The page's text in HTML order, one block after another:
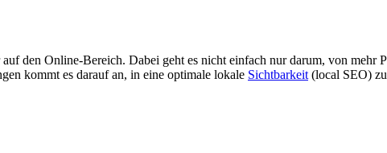
den Online-Bereich. Dabei geht es nicht einfach nur darum, von mehr
kommt es darauf an, in eine optimale lokale Sichtbarkeit (local SEO)